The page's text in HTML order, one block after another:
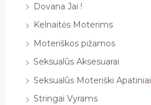
Dovana Jai !
Kelnaitės Moterims
Moteriškos pižamos
Seksualūs Aksesuarai
Seksualūs Moteriški Apatiniai
Stringai Vyrams